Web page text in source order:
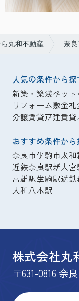
丸和不動産 奈
人気の条件から探
新築・築浅ペット
リフォーム敷金礼
分譲賃貸戸建賃貸
おすすめ条件から
奈良市生駒市大
近鉄奈良駅新大宮
富雄駅生駒駅近鉄
大和八木駅
株式会社丸
〒631-0816 奈